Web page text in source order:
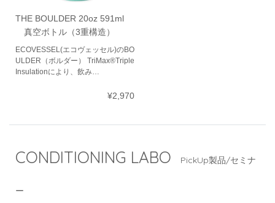
THE BOULDER 20oz 591ml
真空ボトル（3重構造）
ECOVESSEL(エコヴェッセル)のBO
ULDER（ボルダー） TriMax®Triple
Insulationにより、飲み…
¥2,970
CONDITIONING LABO PickUp製品/セミナ
ー